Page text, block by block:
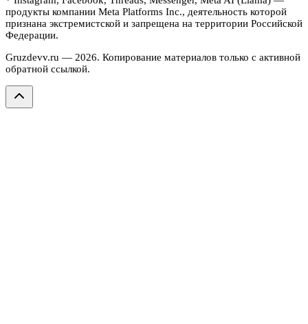
продукты компании Meta Platforms Inc., деятельность которой
признана экстремистской и запрещена на территории Российской
Федерации.
Gruzdevv.ru — 2026. Копирование материалов только с активной
обратной ссылкой.